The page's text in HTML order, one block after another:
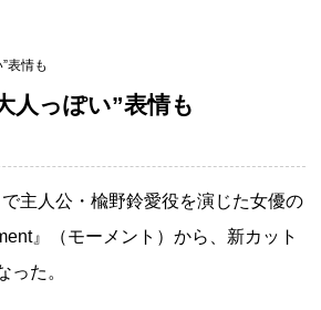
表情も
人っぽい”表情も
主人公・楡野鈴愛役を演じた女優の
』（モーメント）から、新カット
た。